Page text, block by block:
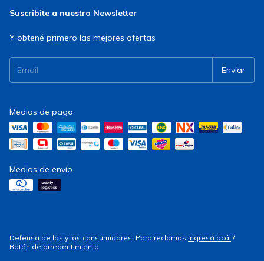
Suscribite a nuestro Newsletter
Y obtené primero las mejores ofertas
Medios de pago
Medios de envío
Defensa de las y los consumidores. Para reclamos ingresá acá. /
Botón de arrepentimiento